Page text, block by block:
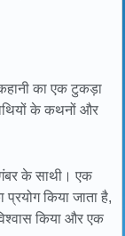
का एक टुकड़ा
के कथनों और
के साथी। एक
किया जाता है,
किया और एक